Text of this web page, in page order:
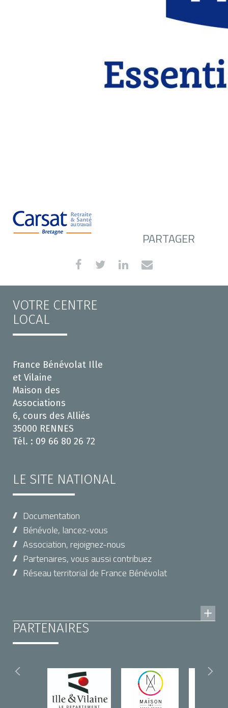
PARTAGER
VOTRE CENTRE
LOCAL
France Bénévolat Ille
et Vilaine
Maison des
Associations
6, cours des Alliés
35000 RENNES
Tél. : 09 66 80 26 72
LE SITE NATIONAL
Documentation
Bénévole, lancez-vous
Association, rejoignez-nous
Partenaires, vous aussi contribuez
Réseau territorial de France Bénévolat
PARTENAIRES